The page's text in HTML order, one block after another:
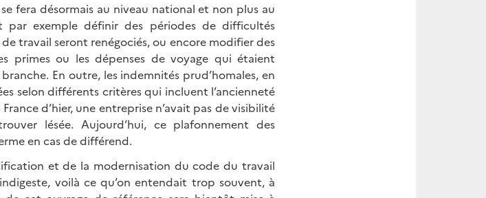
fera désormais au niveau national et non plus au
par exemple définir des périodes de difficultés
travail seront renégociés, ou encore modifier des
primes ou les dépenses de voyage qui étaient
En outre, les indemnités prud’homales, en
selon différents critères qui incluent l’ancienneté
d’hier, une entreprise n’avait pas de visibilité
lésée. Aujourd’hui, ce plafonnement des
en cas de différend.
et de la modernisation du code du travail
voilà ce qu’on entendait trop souvent, à